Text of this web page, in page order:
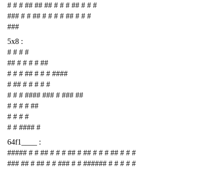
# # # ## ## ## # # # ## # # #
### # # ## # # # # ## # # #
###
5x8 :
# # # #
## # # # # ##
# # # ## # # # ####
# ## # # # # #
# # # #### ### # ### ##
# # # # ##
# # # #
# # #### #
64f1____ :
##### # # ## # # # ## # ## # # # ## # # #
### ## # ## # # ### # # ###### # # # # #